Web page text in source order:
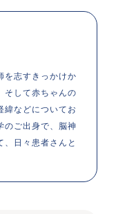
を志すきっかけか
そして赤ちゃんの
緯などについてお
のご出身で、脳神
、日々患者さんと